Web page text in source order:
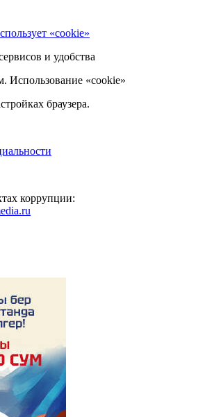
«cookie»
и удобства
Использование «cookie»
браузера.
коррупции: